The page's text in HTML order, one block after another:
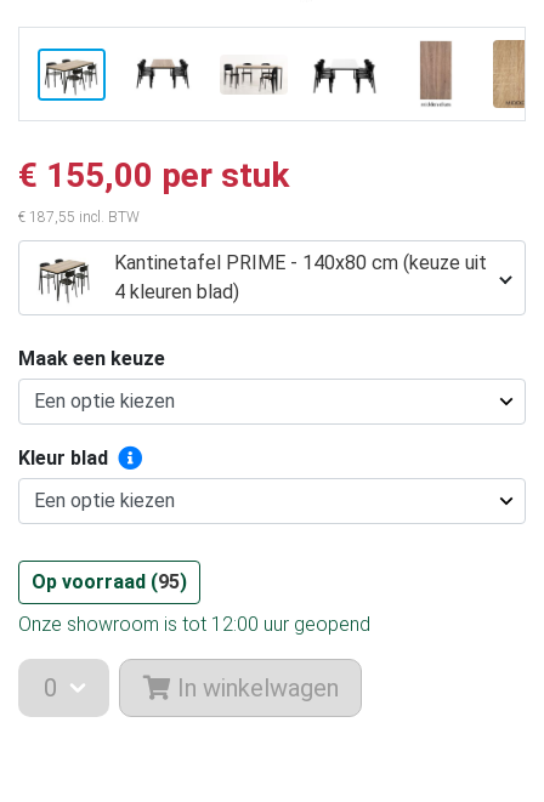
€ 155,00 per stuk
€ 187,55 incl. BTW
Kantinetafel PRIME - 140x80 cm (keuze uit
4 kleuren blad)
Maak een keuze
Kleur blad
Op voorraad (95)
Onze showroom is tot 12:00 uur geopend
In winkelwagen